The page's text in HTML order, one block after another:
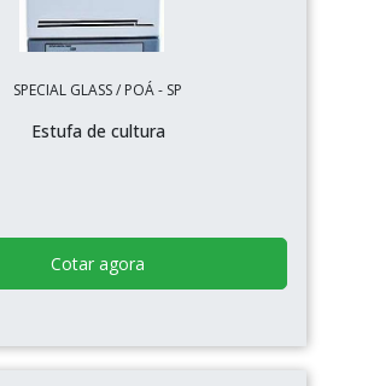
SPECIAL GLASS / POÁ - SP
Estufa de cultura
Cotar agora